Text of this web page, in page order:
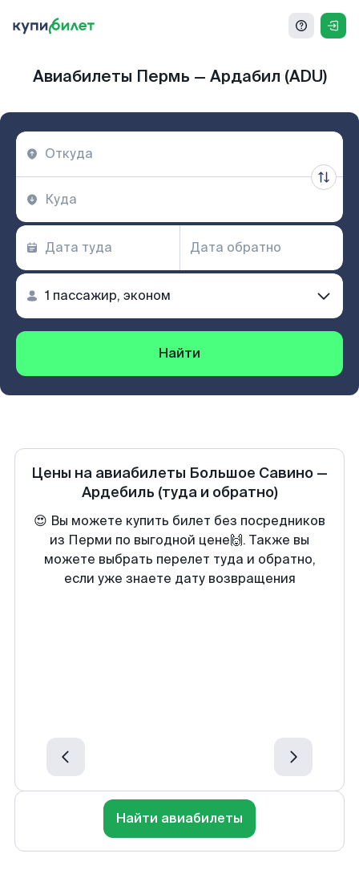
Авиабилеты Пермь — Ардабил (ADU)
Найти
Цены на авиабилеты Большое Савино —
Ардебиль (туда и обратно)
😍 Вы можете купить билет без посредников
из Перми по выгодной цене🙌. Также вы
можете выбрать перелет туда и обратно,
если уже знаете дату возвращения
Найти авиабилеты